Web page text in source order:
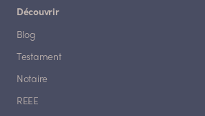
Découvrir
Blog
Testament
Notaire
REEE